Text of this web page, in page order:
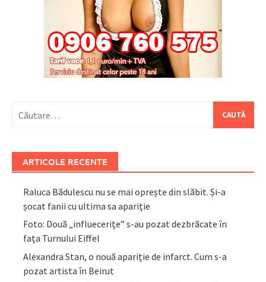
după:
ARTICOLE RECENTE
Raluca Bădulescu nu se mai oprește din slăbit. Și-a
șocat fanii cu ultima sa apariție
Foto: Două „influecerițe” s-au pozat dezbrăcate în
fața Turnului Eiffel
Alexandra Stan, o nouă apariție de infarct. Cum s-a
pozat artista în Beirut